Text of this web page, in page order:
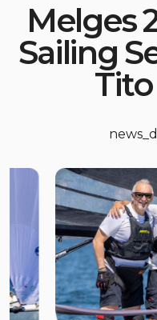
Melges
Sailing